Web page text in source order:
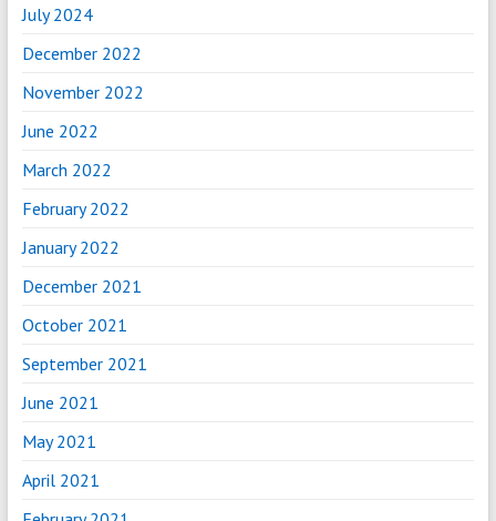
July 2024
December 2022
November 2022
June 2022
March 2022
February 2022
January 2022
December 2021
October 2021
September 2021
June 2021
May 2021
April 2021